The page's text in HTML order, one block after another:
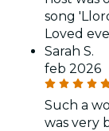
song
Loved
Sarah S.
feb 2026
Such a
was very